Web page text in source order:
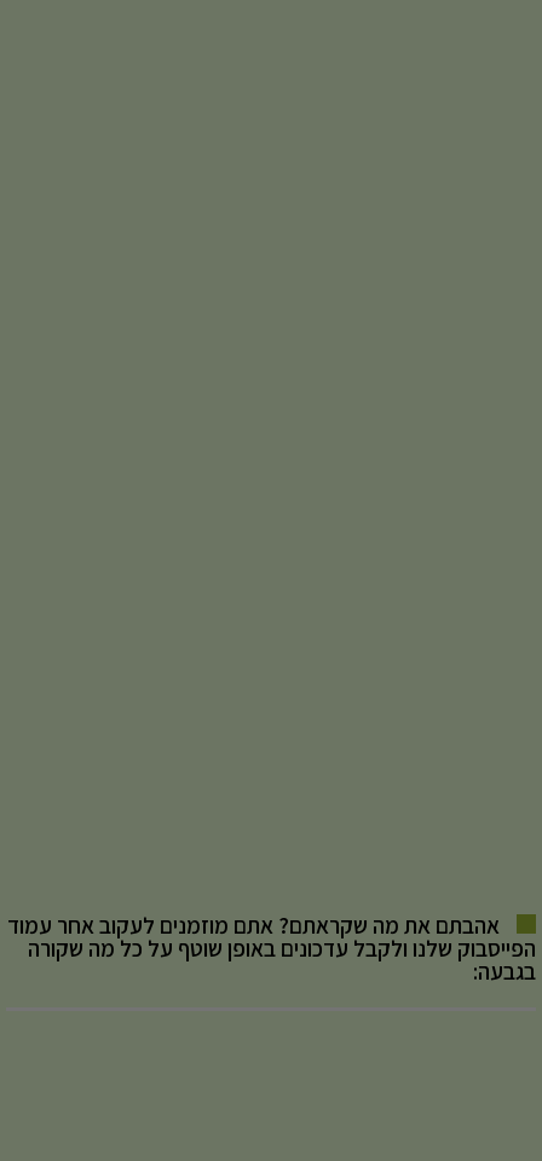
אהבתם את מה שקראתם? אתם מוזמנים לעקוב אחר עמוד
הפייסבוק שלנו ולקבל עדכונים באופן שוטף על כל מה שקורה
בגבעה: